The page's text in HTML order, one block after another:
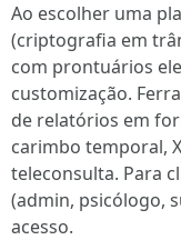
Ao escolher uma
(criptografia em
com prontuários
customização.
de relatórios em
carimbo temporal,
teleconsulta. Para
(admin, psicólogo,
acesso.